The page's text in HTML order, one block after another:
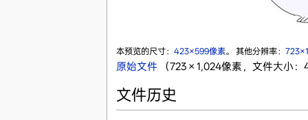
本预览的尺寸： 423×599像素。 其他分辨率：
原始文件‎ （723 × 1,024像素，文件大小
文件历史